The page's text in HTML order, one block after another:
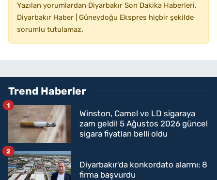
Yazılan yorumlardan Diyarbakır Son Dakika Haberleri,
Diyarbakır Haber | Güneydoğu Ekspres hiçbir şekilde
sorumlu tutulamaz.
Trend Haberler
Winston, Camel ve LD sigaraya
zam geldi! 5 Ağustos 2026 güncel
sigara fiyatları belli oldu
1
Diyarbakır'da konkordato alarmı: 8
firma başvurdu
2